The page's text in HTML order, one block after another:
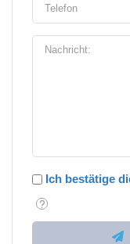
Ich bestätige